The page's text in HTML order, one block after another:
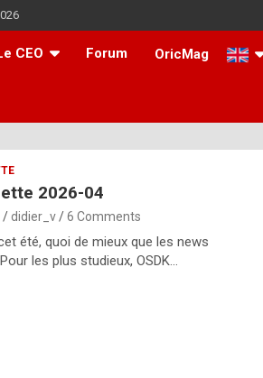
CEO Forum OricMag
2026-04
didier_v 6 Comments
été, quoi de mieux que les news
les plus studieux, OSDK…